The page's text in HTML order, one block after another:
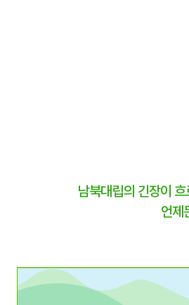
남북대립의 긴장이
언제